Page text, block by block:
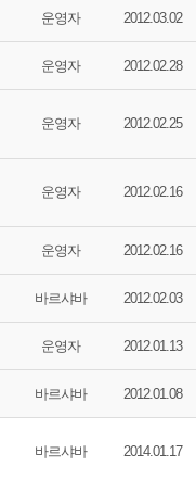
운영자 2012.03.02
운영자 2012.02.28
운영자 2012.02.25
운영자 2012.02.16
운영자 2012.02.16
바르샤바 2012.02.03
운영자 2012.01.13
바르샤바 2012.01.08
바르샤바 2014.01.17